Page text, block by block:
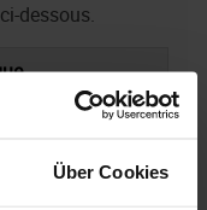
Über Cookies
dessous.
l'aperçu du